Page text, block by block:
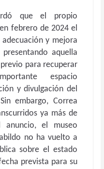
que el propio
febrero de 2024 el
y mejora
aquella
para recuperar
espacio
y divulgación del
embargo, Correa
ya más de
anuncio, el museo
no ha vuelto a
sobre el estado
prevista para su